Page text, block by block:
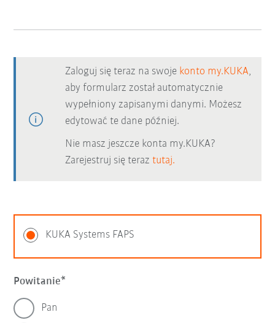
Zaloguj się teraz na swoje konto my.KUKA,
aby formularz został automatycznie
wypełniony zapisanymi danymi. Możesz
edytować te dane później.
Nie masz jeszcze konta my.KUKA?
Zarejestruj się teraztutaj.
KUKA Systems FAPS
Powitanie
Pan